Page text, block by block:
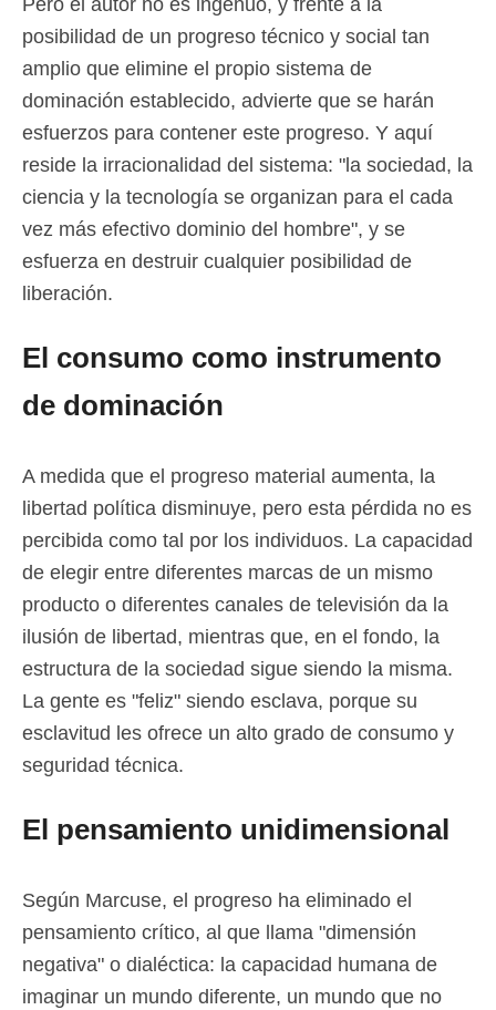
posibilidad de un progreso técnico y social tan
amplio que elimine el propio sistema de
dominación establecido, advierte que se harán
esfuerzos para contener este progreso. Y aquí
reside la irracionalidad del sistema: "la sociedad, la
ciencia y la tecnología se organizan para el cada
vez más efectivo dominio del hombre", y se
esfuerza en destruir cualquier posibilidad de
liberación.
El consumo como instrumento
de dominación
A medida que el progreso material aumenta, la
libertad política disminuye, pero esta pérdida no es
percibida como tal por los individuos. La capacidad
de elegir entre diferentes marcas de un mismo
producto o diferentes canales de televisión da la
ilusión de libertad, mientras que, en el fondo, la
estructura de la sociedad sigue siendo la misma.
La gente es "feliz" siendo esclava, porque su
esclavitud les ofrece un alto grado de consumo y
seguridad técnica.
El pensamiento unidimensional
Según Marcuse, el progreso ha eliminado el
pensamiento crítico, al que llama "dimensión
negativa" o dialéctica: la capacidad humana de
imaginar un mundo diferente, un mundo que no